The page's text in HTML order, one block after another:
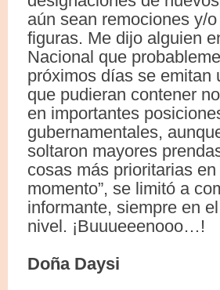
aún sean remociones y/
figuras. Me dijo alguien
Nacional que
próximos días se emitan
que pudieran contener
en importantes
gubernamentales,
soltaron mayores
cosas más prioritarias
momento”, se limitó a
informante, siempre en
nivel. ¡Buuueeenooo…!
Doña Daysi